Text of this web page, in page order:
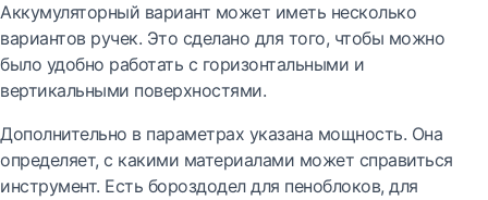
Аккумуляторный вариант может иметь несколько
вариантов ручек. Это сделано для того, чтобы можно
было удобно работать с горизонтальными и
вертикальными поверхностями.
Дополнительно в параметрах указана мощность. Она
определяет, с какими материалами может справиться
инструмент. Есть бороздодел для пеноблоков, для